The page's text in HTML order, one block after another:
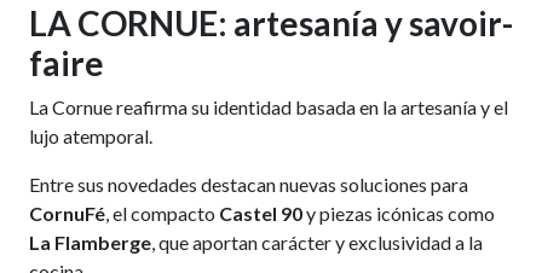
LA CORNUE: artesanía y savoir-
faire
La Cornue reafirma su identidad basada en la artesanía y el
lujo atemporal.
Entre sus novedades destacan nuevas soluciones para
CornuFé, el compacto Castel 90y piezas icónicas como
La Flamberge, que aportan carácter y exclusividad a la